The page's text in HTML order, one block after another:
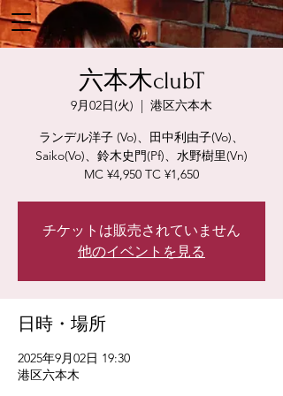
六本木clubT
9月02日(火)
  |
港区六本木
ランデル洋子 (Vo)、田中利由子(Vo)、
Saiko(Vo)、鈴木史門(Pf)、水野樹里(Vn)
MC ¥4,950 TC ¥1,650
チケットは販売されていません
他のイベントを見る
日時・場所
2025年9月02日 19:30
港区六本木